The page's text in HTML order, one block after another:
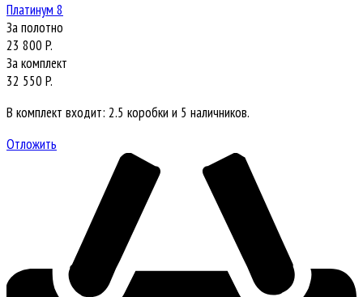
Платинум 8
За полотно
23 800 P.
За комплект
32 550 P.
В комплект входит: 2.5 коробки и 5 наличников.
Отложить